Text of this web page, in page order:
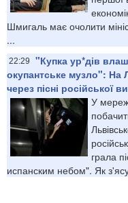
Шмигаль має очолити
...
22:29
"Купка ур*дів
окупантське музло": На
через пісні російської
У
грала
испанским небом". Як